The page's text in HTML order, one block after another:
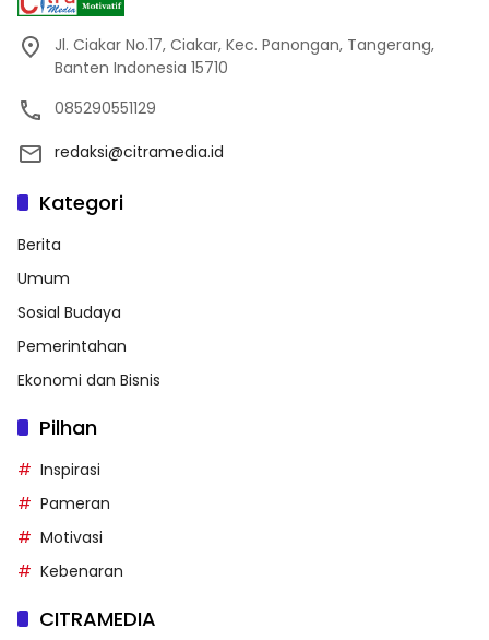
Jl. Ciakar No.17, Ciakar, Kec. Panongan, Tangerang,
Banten Indonesia 15710
085290551129
redaksi@citramedia.id
Kategori
Berita
Umum
Sosial Budaya
Pemerintahan
Ekonomi dan Bisnis
Pilhan
Inspirasi
Pameran
Motivasi
Kebenaran
CITRAMEDIA